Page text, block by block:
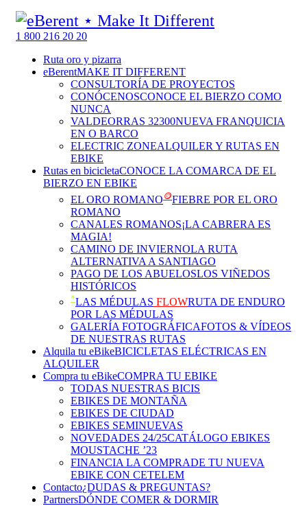
1 800 216 20 20
Ruta oro y pizarra
eBerentMAKE IT DIFFERENT
CONSULTORÍA DE PROYECTOS
CONÓCENOSCONOCE EL BIERZO COMO
NUNCA
VALDEORRAS 32300NUEVA FRANQUICIA
EN O BARCO
ELECTRIC ZONEALQUILER Y RUTAS EN
EBIKE
Rutas en bicicletaCONOCE LA COMARCA DE EL
BIERZO EN EBIKE
EL ORO ROMANO 🪙FIEBRE POR EL ORO
ROMANO
CANALES ROMANOS¡LA CABRERA ES
MAGIA!
CAMINO DE INVIERNOLA RUTA
ALTERNATIVA A SANTIAGO
PAGO DE LOS ABUELOSLOS VIÑEDOS
HISTÓRICOS
*LAS MÉDULAS FLOWRUTA DE ENDURO
POR LAS MÉDULAS
GALERÍA FOTOGRÁFICAFOTOS & VÍDEOS
DE NUESTRAS RUTAS
Alquila tu eBikeBICICLETAS ELÉCTRICAS EN
ALQUILER
Compra tu eBikeCOMPRA TU EBIKE
TODAS NUESTRAS BICIS
EBIKES DE MONTAÑA
EBIKES DE CIUDAD
EBIKES SEMINUEVAS
NOVEDADES 24/25CATÁLOGO EBIKES
MOUSTACHE ’23
FINANCIA LA COMPRADE TU NUEVA
EBIKE CON CETELEM
Contacto¿DUDAS & PREGUNTAS?
PartnersDÓNDE COMER & DORMIR